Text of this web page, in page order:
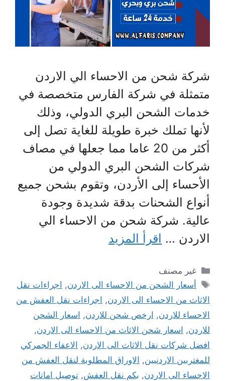
شركة شحن من الاحساء الي الاردن
متمثلة في شركة الفارس متخصصة في
خدمات الشحن البري الدولي، وذلك
لأنها تملك خبرة طويلة للغاية تصل إلى
أكثر من 20 عاما مما جعلها في مصاف
شركات الشحن البري الدولي من
الأحساء إلى الأردن، وتقوم بشحن جميع
أنواع الشحنات بدقة شديدة وجودة
عالية. شركة شحن من الاحساء الي
الاردن … اقرأ المزيد
التصنيفات
غير مصنف
الوسوم
أسعار الشحن من الاحساء الى الاردن, اجراءات نقل
الاثاث من الاحساء الى الاردن, اجراءات نقل العفش من
الاحساء للاردن, ارخص شحن للاردن, اسعار الشحن
للاردن, اسعار شحن الاثاث من الاحساء الى الاردن,
افضل شركات نقل الاثاث الى الاردن,
الاعفاء الجمركي
للمغتربين الاردنيين,
الاوراق المطلوبة لنقل العفش من
الاحساء الى الاردن, بكم نقل العفش, توصيل امانات